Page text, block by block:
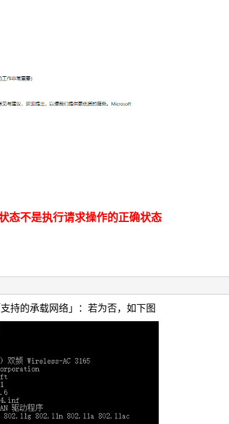
态不是执行请求操作的正确状态
持的承载网络」：若为否，如下图